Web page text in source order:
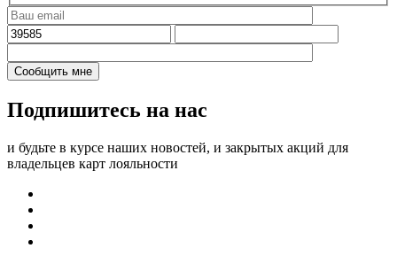
Подпишитесь на нас
и будьте в курсе наших новостей, и закрытых акций для
владельцев карт лояльности